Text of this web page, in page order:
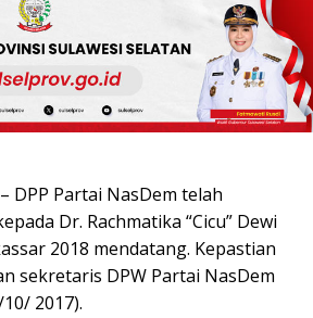
– DPP Partai NasDem telah
Dr. Rachmatika “Cicu” Dewi
2018 mendatang. Kepastian
sekretaris DPW Partai NasDem
2017).